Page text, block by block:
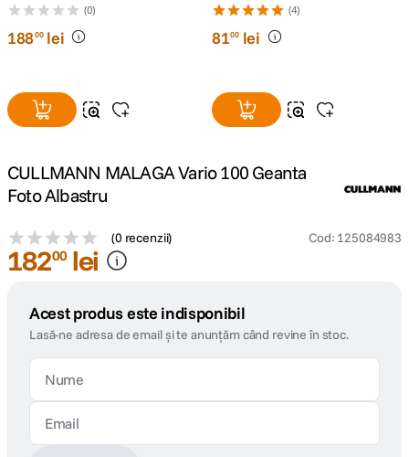
10 . insta 360
(0)
18800 lei
(4)
8100 lei
CULLMANN MALAGA Vario 100 Geanta
Foto Albastru
(0 recenzii) Cod: 125084983
18200 lei
Acest produs este indisponibil
Lasă-ne adresa de email și te anunțăm când revine în stoc.